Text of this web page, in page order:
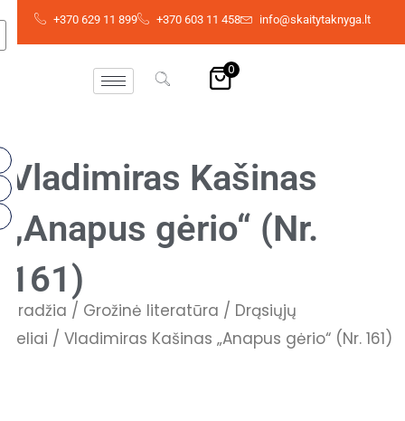
Pereiti
+370 629 11 899 +370 603 11 458 info@skaitytaknyga.lt
0
Vladimiras Kašinas
„Anapus gėrio“ (Nr.
161)
Pradžia / Grožinė literatūra / Drąsiųjų
keliai / Vladimiras Kašinas „Anapus gėrio“ (Nr. 161)